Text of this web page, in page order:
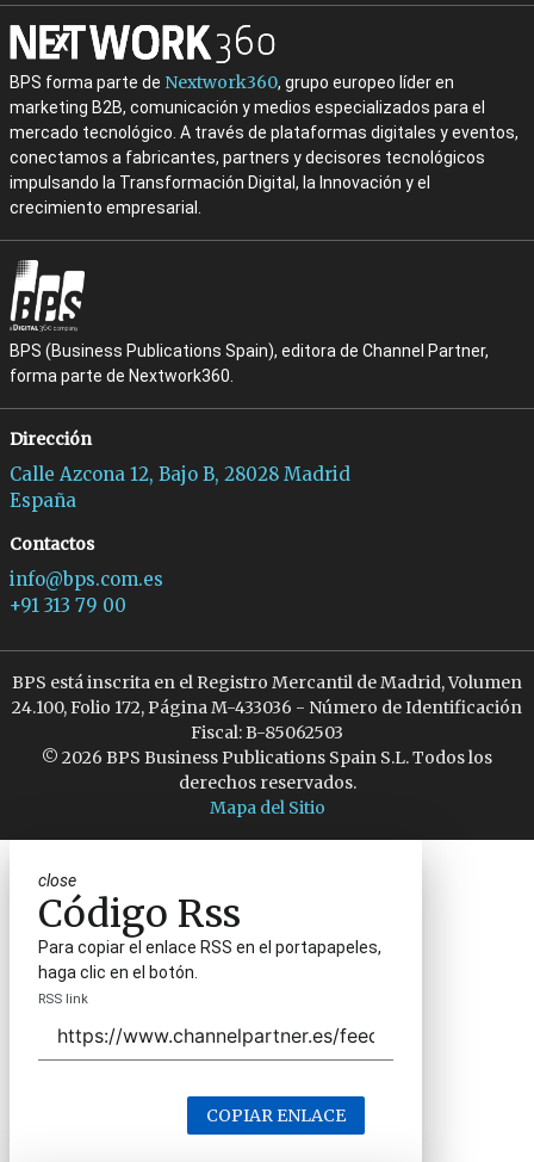
BPS forma parte de Nextwork360, grupo europeo líder en
marketing B2B, comunicación y medios especializados para el
mercado tecnológico. A través de plataformas digitales y eventos,
conectamos a fabricantes, partners y decisores tecnológicos
impulsando la Transformación Digital, la Innovación y el
crecimiento empresarial.
BPS (Business Publications Spain), editora de Channel Partner,
forma parte de Nextwork360.
Dirección
Calle Azcona 12, Bajo B, 28028 Madrid
España
Contactos
info@bps.com.es
+91 313 79 00
BPS está inscrita en el Registro Mercantil de Madrid, Volumen
24.100, Folio 172, Página M-433036 - Número de Identificación
Fiscal: B-85062503
© 2026 BPS Business Publications Spain S.L. Todos los
derechos reservados.
Mapa del Sitio
close
Código Rss
Para copiar el enlace RSS en el portapapeles,
haga clic en el botón.
RSS link
COPIAR ENLACE